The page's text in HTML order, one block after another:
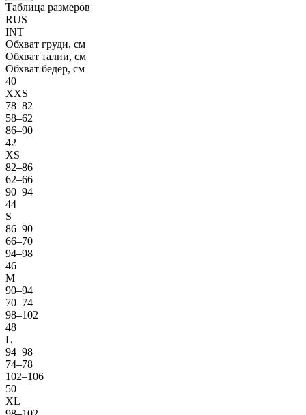
Таблица размеров
RUS
INT
Обхват груди, см
Обхват талии, см
Обхват бедер, см
40
XXS
78–82
58–62
86–90
42
XS
82–86
62–66
90–94
44
S
86–90
66–70
94–98
46
M
90–94
70–74
98–102
48
L
94–98
74–78
102–106
50
XL